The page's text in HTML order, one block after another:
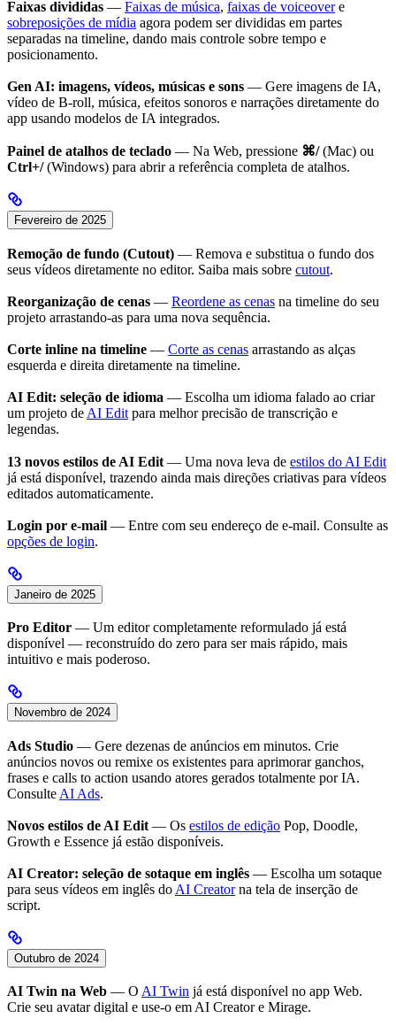
Faixas divididas — Faixas de música, faixas de voiceovere
sobreposições de mídia agora podem ser divididas em partes
separadas na timeline, dando mais controle sobre tempo e
posicionamento.
Gen AI: imagens, vídeos, músicas e sons — Gere imagens de IA,
vídeo de B-roll, música, efeitos sonoros e narrações diretamente do
app usando modelos de IA integrados.
Painel de atalhos de teclado — Na Web, pressione ⌘/(Mac) ou
Ctrl+/(Windows) para abrir a referência completa de atalhos.
Fevereiro de 2025
Remoção de fundo (Cutout) — Remova e substitua o fundo dos
seus vídeos diretamente no editor. Saiba mais sobre cutout.
Reorganização de cenas — Reordene as cenas na timeline do seu
projeto arrastando-as para uma nova sequência.
Corte inline na timeline — Corte as cenas arrastando as alças
esquerda e direita diretamente na timeline.
AI Edit: seleção de idioma — Escolha um idioma falado ao criar
um projeto deAI Editpara melhor precisão de transcrição e
legendas.
13 novos estilos de AI Edit — Uma nova leva de estilos do AI Edit
já está disponível, trazendo ainda mais direções criativas para vídeos
editados automaticamente.
Login por e-mail — Entre com seu endereço de e-mail. Consulte as
opções de login.
Janeiro de 2025
Pro Editor — Um editor completamente reformulado já está
disponível — reconstruído do zero para ser mais rápido, mais
intuitivo e mais poderoso.
Novembro de 2024
Ads Studio — Gere dezenas de anúncios em minutos. Crie
anúncios novos ou remixe os existentes para aprimorar ganchos,
frases e calls to action usando atores gerados totalmente por IA.
Consulte AI Ads.
Novos estilos de AI Edit — Os estilos de edição Pop, Doodle,
Growth e Essence já estão disponíveis.
AI Creator: seleção de sotaque em inglês — Escolha um sotaque
para seus vídeos em inglês do AI Creatorna tela de inserção de
script.
Outubro de 2024
AI Twin na Web — O AI Twin já está disponível no app Web.
Crie seu avatar digital e use-o em AI Creator e Mirage.